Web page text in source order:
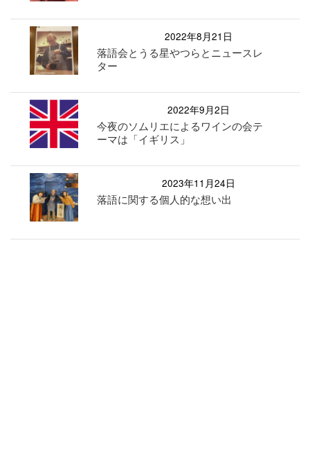
2022年8月21日
落語会とうる星やつらとニュースレ
ター
2022年9月2日
今夜のソムリエによるワインの会テ
ーマは「イギリス」
2023年11月24日
落語に関する個人的な想い出